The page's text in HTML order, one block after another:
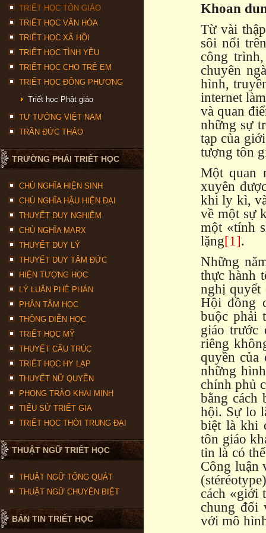
TRIẾT HỌC TÔN GIÁO
TRIẾT HỌC VĂN HÓA
TRIẾT HỌC XÃ HỘI
TRIẾT HỌC TÌNH YÊU
TRIẾT HỌC CHO TRẺ EM
TRIẾT HỌC ĐÔNG PHƯƠNG
Triết học Phật giáo
TƯ TƯỞNG VIỆT NAM
TRẦN ĐỨC THẢO
TRƯỜNG PHÁI TRIẾT HỌC
CHỦ NGHĨA HIỆN SINH
CHỦ NGHĨA HẬU HIỆN ĐẠI
THUYẾT DUY NGHIỆM
CHỦ NGHĨA MARX
THUYẾT DUY LÝ
THUYẾT DUY TÂM ĐỨC
HIỆN TƯỢNG HỌC
LÝ LUẬN PHÊ PHÁN
PHÂN TÂM HỌC
THÔNG DIỄN HỌC
TRIẾT HỌC MỸ
THUYẾT CẤU TRÚC
TRIẾT HỌC HY LẠP
THUYẾT NỮ QUYỀN
PHONG TRÀO KHAI MINH
TIỂU SỬ TRIẾT GIA
TRIẾT HỌC THỜI TRUNG ĐẠI
THUẬT NGỮ TRIẾT HỌC
THUẬT NGỮ TỔNG QUÁT
THUẬT NGỮ CHUYÊN BIỆT
BẢN TIN TRIẾT HỌC
Khoan
Từ vài
sôi nổi
công
chuyên
hình,
internet
và quan
những sự
tạp của
tượng tôn
Một quan
xuyên
khi ly kì,
về một sự
một «tính
lặng[1].
Những
thực hành
nghị quyết
Hội đồng
buộc phải
giáo trước
riêng
quyền
những
chính phủ
bằng cách
hội. Sự lo
biệt là khi
tôn giáo
tin là có
Công luận
cách «giới
chung đối
với mô